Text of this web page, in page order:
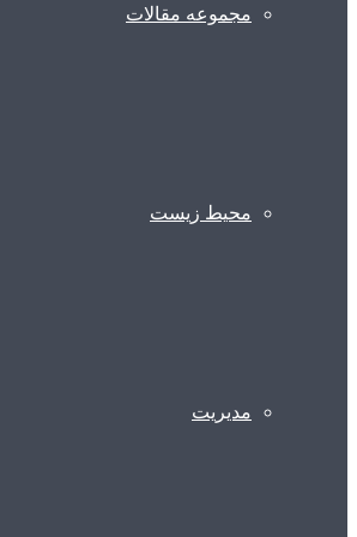
مجموعه مقالات
محیط زیست
مدیریت